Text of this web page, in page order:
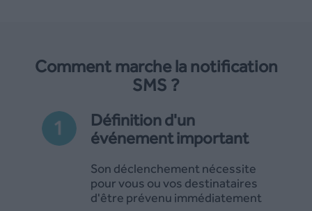
Comment marche la notification
SMS ?
Définition d'un
événement important
Son déclenchement nécessite
pour vous ou vos destinataires
d'être prévenu immédiatement